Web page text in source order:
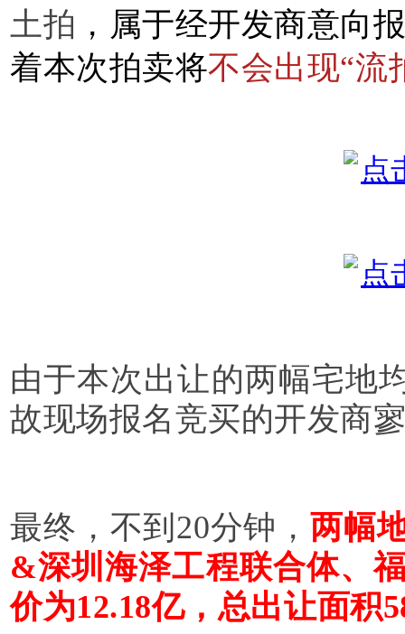
土拍 ，属于经开发商意向
着本次拍卖将不会出现“流
由于本次出让的两幅宅地
故现场报名竞买的开发商
最终，不到20分钟，两幅
&深圳海泽工程联合体、
价为12.18亿， 总出让面积